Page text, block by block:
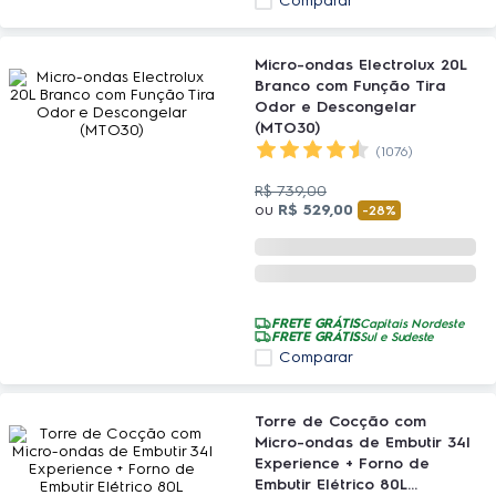
Micro-ondas Electrolux 20L
Branco com Função Tira
Odor e Descongelar
(MTO30)
(1076)
R$ 739,00
ou R$ 529,00 -28%
FRETE GRÁTISCapitais Nordeste
FRETE GRÁTISSul e Sudeste
Comparar
Torre de Cocção com
Micro-ondas de Embutir 34l
Experience + Forno de
Embutir Elétrico 80L